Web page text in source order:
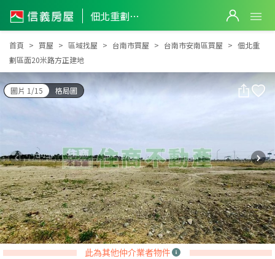
佃北重劃區面20米路方正建地
佃北重劃區面20米路方正建地
首頁 買屋 區域找屋 台南市買屋 台南市安南區買屋
佃北重
劃區面20米路方正建地
圖片 1/15 格局圖
此為其他仲介業者物件